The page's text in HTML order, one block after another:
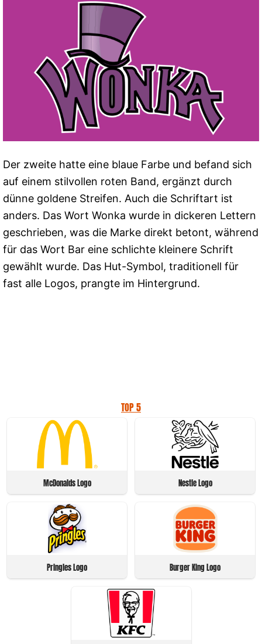
Der zweite hatte eine blaue Farbe und befand sich
auf einem stilvollen roten Band, ergänzt durch
dünne goldene Streifen. Auch die Schriftart ist
anders. Das Wort Wonka wurde in dickeren Lettern
geschrieben, was die Marke direkt betont, während
für das Wort Bar eine schlichte kleinere Schrift
gewählt wurde. Das Hut-Symbol, traditionell für
fast alle Logos, prangte im Hintergrund.
TOP 5
McDonalds Logo Nestle Logo
Pringles Logo Burger King Logo